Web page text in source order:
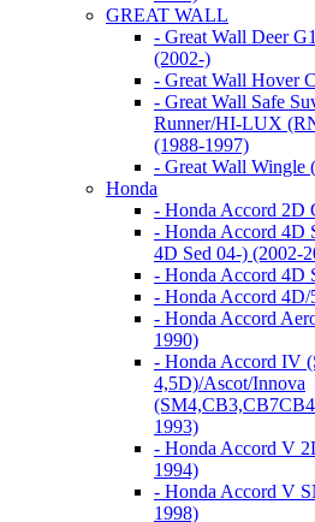
GREAT WALL
- Great Wall Deer
(2002-)
- Great Wall Hover
- Great Wall Safe
Runner/HI-LUX
(1988-1997)
- Great Wall Wingle
Honda
- Honda Accord 2D
- Honda Accord 4D
4D Sed 04-) (2002-
- Honda Accord 4D
- Honda Accord
- Honda Accord
1990)
- Honda Accord IV
4,5D)/Ascot/Innova
1993)
- Honda Accord V
1994)
- Honda Accord V
1998)